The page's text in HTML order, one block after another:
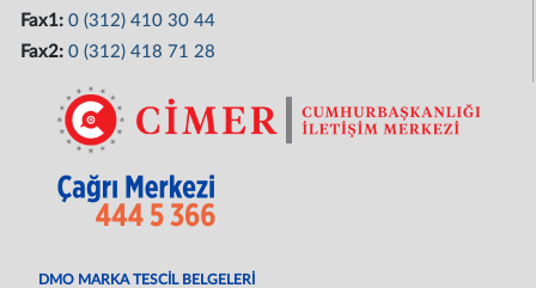
Fax1:0 (312) 410 30 44
Fax2:0 (312) 418 71 28
DMO MARKA TESCİL BELGELERİ